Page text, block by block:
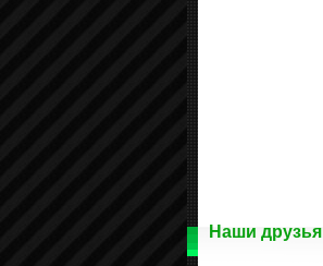
Наши друзья